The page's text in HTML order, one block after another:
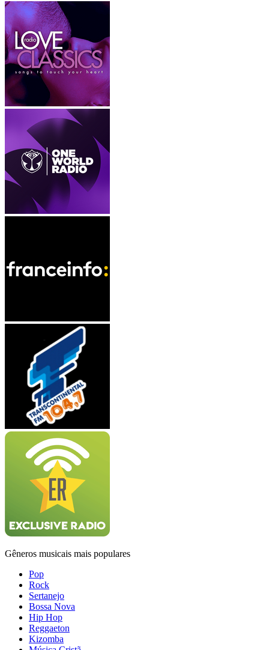
Gêneros musicais mais populares
Pop
Rock
Sertanejo
Bossa Nova
Hip Hop
Reggaeton
Kizomba